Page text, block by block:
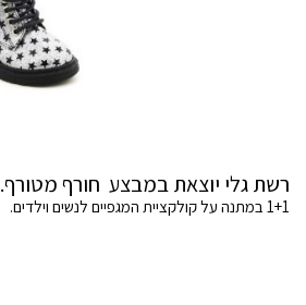
רשת גלי יוצאת במבצע חורף מטורף.
1+1 במתנה על קולקציית המגפיים לנשים וילדים.